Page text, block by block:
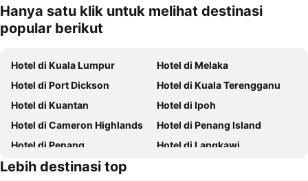
kesayanga
n
Hanya satu klik untuk melihat destinasi
popular berikut
Hotel di Kuala Lumpur
Hotel di Melaka
Hotel di Port Dickson
Hotel di Kuala Terengganu
Hotel di Kuantan
Hotel di Ipoh
Hotel di Cameron Highlands
Hotel di Penang Island
Hotel di Penang
Hotel di Langkawi
Hotel di Batam
Lebih destinasi top